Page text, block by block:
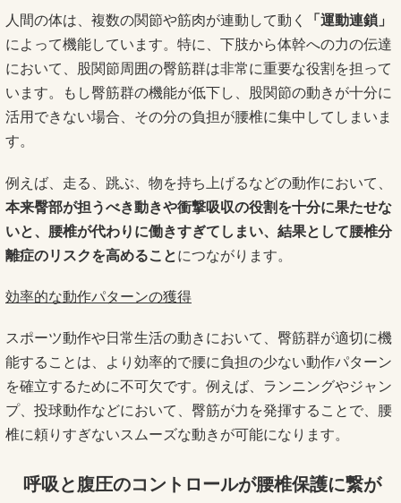
人間の体は、複数の関節や筋肉が連動して動く
「運動連鎖」
によって機能しています。特に、下肢から体幹への力の伝達
において、股関節周囲の臀筋群は非常に重要な役割を担って
います。もし臀筋群の機能が低下し、股関節の動きが十分に
活用できない場合、その分の負担が腰椎に集中してしまいま
す。
例えば、走る、跳ぶ、物を持ち上げるなどの動作において、
本来臀部が担うべき動きや衝撃吸収の役割を十分に果たせな
いと、腰椎が代わりに働きすぎてしまい、結果として腰椎分
離症のリスクを高めることにつながります。
効率的な動作パターンの獲得
スポーツ動作や日常生活の動きにおいて、臀筋群が適切に機
能することは、より効率的で腰に負担の少ない動作パターン
を確立するために不可欠です。例えば、ランニングやジャン
プ、投球動作などにおいて、臀筋が力を発揮することで、腰
椎に頼りすぎないスムーズな動きが可能になります。
呼吸と腹圧のコントロールが腰椎保護に繋が